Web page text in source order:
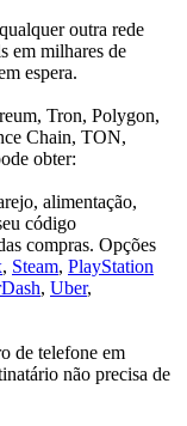
outra rede
em milhares de
espera.
Tron, Polygon,
Chain, TON,
obter:
alimentação,
código
compras. Opções
, Steam, PlayStation
, Uber,
de telefone em
não precisa de